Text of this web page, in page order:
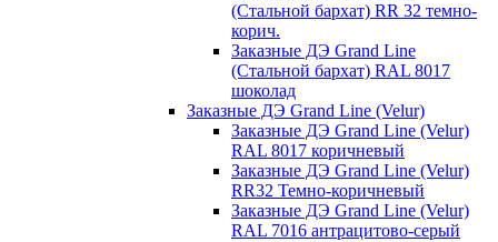
(Стальной бархат) RR 32 темно-
корич.
Заказные ДЭ Grand Line
(Стальной бархат) RAL 8017
шоколад
Заказные ДЭ Grand Line (Velur)
Заказные ДЭ Grand Line (Velur)
RAL 8017 коричневый
Заказные ДЭ Grand Line (Velur)
RR32 Темно-коричневый
Заказные ДЭ Grand Line (Velur)
RAL 7016 антрацитово-серый